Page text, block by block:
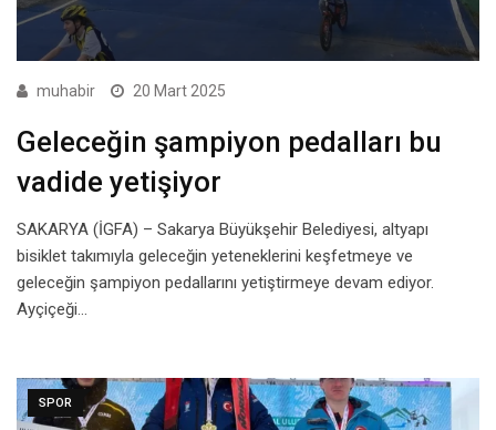
muhabir 20 Mart 2025
Geleceğin şampiyon pedalları bu
vadide yetişiyor
SAKARYA (İGFA) – Sakarya Büyükşehir Belediyesi, altyapı
bisiklet takımıyla geleceğin yeteneklerini keşfetmeye ve
geleceğin şampiyon pedallarını yetiştirmeye devam ediyor.
Ayçiçeği…
SPOR